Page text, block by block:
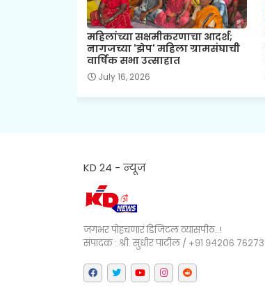
महिलांच्या सक्षमीकरणाचा आदर्श;
नागजच्या 'झेप' महिला ग्रामसंघाची
वार्षिक सभा उत्साहात
July 16, 2026
KD 24 - न्यूज
जगभर पोहचणारं डिजिटल व्यासपीठ..!
संपादक : श्री. सुधीर पाटील / +९१ ९४२०६ ७६२७३